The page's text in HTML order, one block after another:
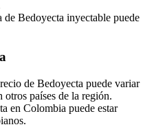
Bedoyecta inyectable puede
de Bedoyecta puede variar
países de la región.
en Colombia puede estar